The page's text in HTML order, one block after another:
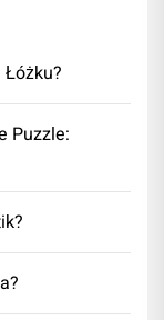
Puzzle: